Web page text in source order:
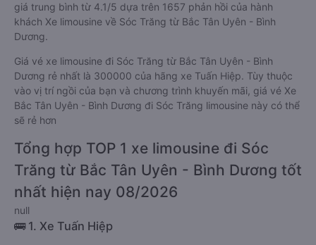
giá trung bình từ 4.1/5 dựa trên 1657 phản hồi của hành
khách Xe limousine về Sóc Trăng từ Bắc Tân Uyên - Bình
Dương.
Giá vé xe limousine đi Sóc Trăng từ Bắc Tân Uyên - Bình
Dương rẻ nhất là 300000 của hãng xe Tuấn Hiệp. Tùy thuộc
vào vị trí ngồi của bạn và chương trình khuyến mãi, giá vé Xe
Bắc Tân Uyên - Bình Dương đi Sóc Trăng limousine này có thể
sẽ rẻ hơn
Tổng hợp TOP 1 xe limousine đi Sóc
Trăng từ Bắc Tân Uyên - Bình Dương tốt
nhất hiện nay 08/2026
null
🚌 1. Xe Tuấn Hiệp